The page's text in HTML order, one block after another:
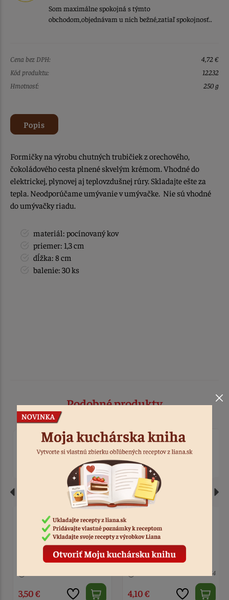
Som maximálne spokojná s týmto
obchodom,objednávam u nich bežné,zatiaľ spokojnosť..
Cena bez DPH:
4,72 €
Kód produktu:
12232
Hmotnosť:
250 g
Popis
Formičky na výrobu chutných trubičiek z orechového,
čokoládového cesta plnené skvelým krémom. Vhodné do
elektrickej, plynovej aj teplovzdušnej rúry. Skladajte ešte za
tepla. Neodporúčame umývanie v umývačke. Nie sú vhodné
do umývačky riadu.
materiál: pocínovaný kov
priemer: 1,3 cm
dĺžka: 8 cm
balenie: 30 ks
Podobné produkty
Formy na tvorbu
trubičiek stredné 10 ks
3,50 €
Formičky kovové
rohlíčky malé
Kód: 444
4,10 €